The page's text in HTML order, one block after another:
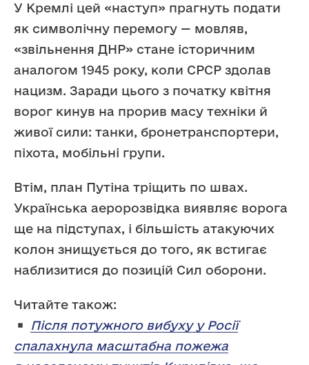
У Кремлі цей «наступ» прагнуть подати
як символічну перемогу — мовляв,
«звільнення ДНР» стане історичним
аналогом 1945 року, коли СРСР здолав
нацизм. Заради цього з початку квітня
ворог кинув на прорив масу техніки й
живої сили: танки, бронетранспортери,
піхота, мобільні групи.
Втім, план Путіна тріщить по швах.
Українська аеророзвідка виявляє ворога
ще на підступах, і більшість атакуючих
колон знищується до того, як встигає
наблизитися до позицій Сил оборони.
Читайте також:
Після потужного вибуху у Росії
спалахнула масштабна пожежа